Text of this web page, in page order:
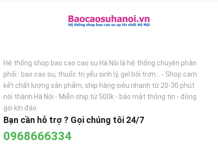
Hệ thống shop bao cao cao su Hà Nội là hệ thống chuyên phân
phối : bao cao su, thuốc trị yếu sinh lý, gel bôi trơn... - Shop cam
kết chất lượng sản phẩm, ship hàng siêu nhanh từ 20-30 phút
nội thành Hà Nội - Miễn ship từ 500k - bảo mật thông tin - đóng
gói kín đáo
Bạn cần hỗ trợ ? Gọi chúng tôi 24/7
0968666334